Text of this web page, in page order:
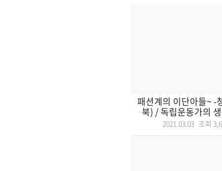
패션계의 이단아들~ -
북) / 독립운동가의
2021.03.03 조회